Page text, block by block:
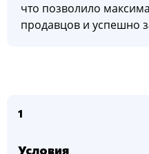
что позволило
продавцов и успешно
1
Условия